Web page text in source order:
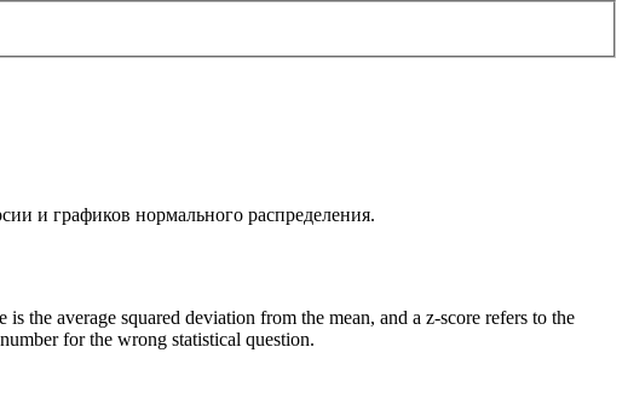
и графиков нормального распределения.
the average squared deviation from the mean, and a z-score refers to the
for the wrong statistical question.